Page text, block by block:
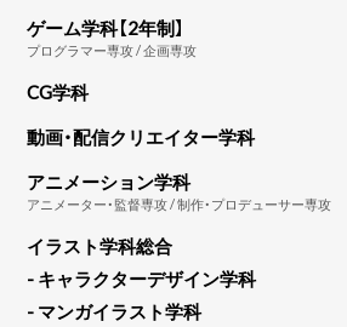
ゲーム学科【2年制】
プログラマー専攻 / 企画専攻
CG学科
動画・配信クリエイター学科
アニメーション学科
アニメーター・監督専攻 / 制作・プロデューサー専攻
イラスト学科総合
- キャラクターデザイン学科
- マンガイラスト学科